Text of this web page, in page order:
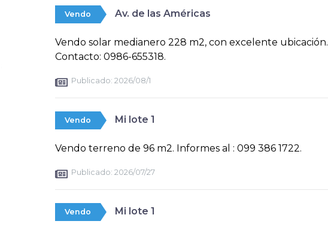
Vendo Av. de las Américas
Vendo solar medianero 228 m2, con excelente ubicación.
Contacto: 0986-655318.
Publicado: 2026/08/1
Vendo Mi lote 1
Vendo terreno de 96 m2. Informes al : 099 386 1722.
Publicado: 2026/07/27
Vendo Mi lote 1